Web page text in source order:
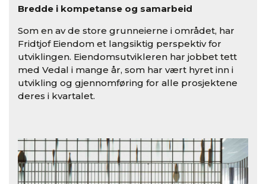
Bredde i kompetanse og samarbeid
Som en av de store grunneierne i området, har
Fridtjof Eiendom et langsiktig perspektiv for
utviklingen. Eiendomsutvikleren har jobbet tett
med Vedal i mange år, som har vært hyret inn i
utvikling og gjennomføring for alle prosjektene
deres i kvartalet.